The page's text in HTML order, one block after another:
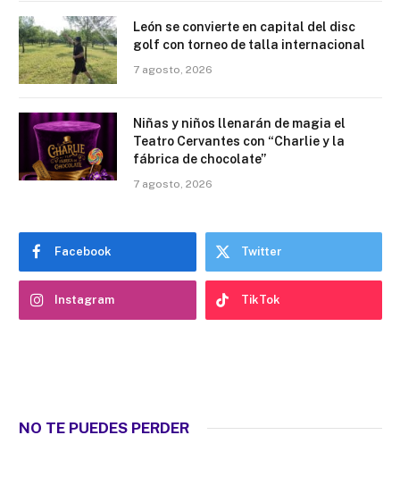
León se convierte en capital del disc
golf con torneo de talla internacional
7 agosto, 2026
Niñas y niños llenarán de magia el
Teatro Cervantes con “Charlie y la
fábrica de chocolate”
7 agosto, 2026
Facebook Twitter
Instagram TikTok
NO TE PUEDES PERDER